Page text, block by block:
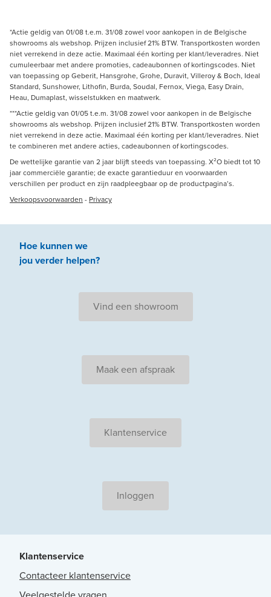
*Actie geldig van 01/08 t.e.m. 31/08 zowel voor aankopen in de Belgische
showrooms als webshop. Prijzen inclusief 21% BTW. Transportkosten worden
niet verrekend in deze actie. Maximaal één korting per klant/leveradres. Niet
cumuleerbaar met andere promoties, cadeaubonnen of kortingscodes. Niet
van toepassing op Geberit, Hansgrohe, Grohe, Duravit, Villeroy & Boch, Ideal
Standard, Sunshower, Lithofin, Burda, Soudal, Fernox, Viega, Easy Drain,
Heau, Dumaplast, wisselstukken en maatwerk.
***Actie geldig van 01/05 t.e.m. 31/08 zowel voor aankopen in de Belgische
showrooms als webshop. Prijzen inclusief 21% BTW. Transportkosten worden
niet verrekend in deze actie. Maximaal één korting per klant/leveradres. Niet
te combineren met andere acties, cadeaubonnen of kortingscodes.
De wettelijke garantie van 2 jaar blijft steeds van toepassing. X²O biedt tot 10
jaar commerciële garantie; de exacte garantieduur en voorwaarden
verschillen per product en zijn raadpleegbaar op de productpagina’s.
Verkoopsvoorwaarden - Privacy
Hoe kunnen we
jouverder helpen?
Vind een showroom
Maak een afspraak
Klantenservice
Inloggen
Klantenservice
Contacteer klantenservice